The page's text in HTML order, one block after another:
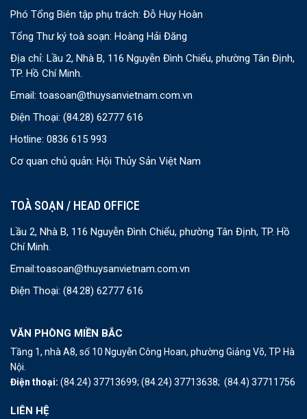
Phó Tổng Biên tập phụ trách: Đỗ Huy Hoàn
Tổng Thư ký toà soạn: Hoàng Hải Đăng
Địa chỉ: Lầu 2, Nhà B, 116 Nguyễn Đình Chiểu, phường Tân Định,
TP. Hồ Chí Minh.
Email: toasoan@thuysanvietnam.com.vn
Điện Thoại: (84.28) 62777 616
Hotline: 0836 615 993
Cơ quan chủ quản: Hội Thủy Sản Việt Nam
TOÀ SOẠN / HEAD OFFICE
Lầu 2, Nhà B, 116 Nguyễn Đình Chiểu, phường Tân Định, TP. Hồ
Chí Minh.
Email:toasoan@thuysanvietnam.com.vn
Điện Thoại: (84.28) 62777 616
VĂN PHÒNG MIỀN BẮC
Tầng 1, nhà A8, số 10 Nguyễn Công Hoan, phường Giảng Võ, TP Hà
Nội.
Điện thoại: (84.24) 37713699; (84.24) 37713638; (84.4) 37711756
LIÊN HỆ